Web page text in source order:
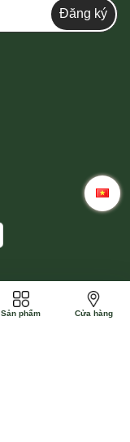
Đăng ký
Sản phẩm Cửa hàng